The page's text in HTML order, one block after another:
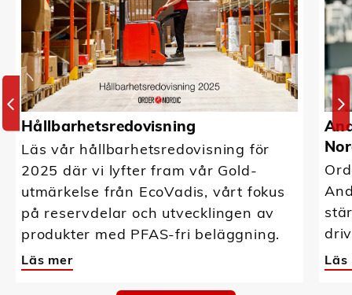
Hållbarhetsredovisning
Läs vår hållbarhetsredovisning för
2025 där vi lyfter fram vår Gold-
utmärkelse från EcoVadis, vårt fokus
på reservdelar och utvecklingen av
produkter med PFAS-fri beläggning.
Läs mer Läs